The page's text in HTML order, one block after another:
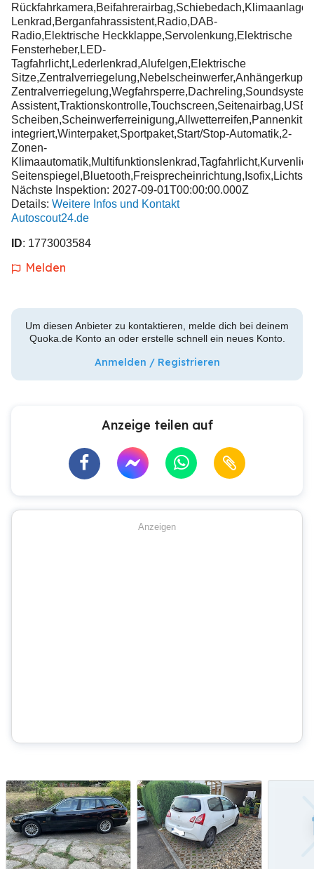
Lenkrad,Berganfahrassistent,Radio,DAB-
Radio,Elektrische Heckklappe,Servolenkung,Elektrische
Fensterheber,LED-
Tagfahrlicht,Lederlenkrad,Alufelgen,Elektrische
integriert,Winterpaket,Sportpaket,Start/Stop-Automatik,2-
Zonen-
Nächste Inspektion: 2027-09-01T00:00:00.000Z
Details: Weitere Infos und Kontakt
Autoscout24.de
ID: 1773003584
Melden
Um diesen Anbieter zu kontaktieren, melde dich bei deinem
Quoka.de Konto an oder erstelle schnell ein neues Konto.
Anmelden / Registrieren
Anzeige teilen auf
Anzeigen